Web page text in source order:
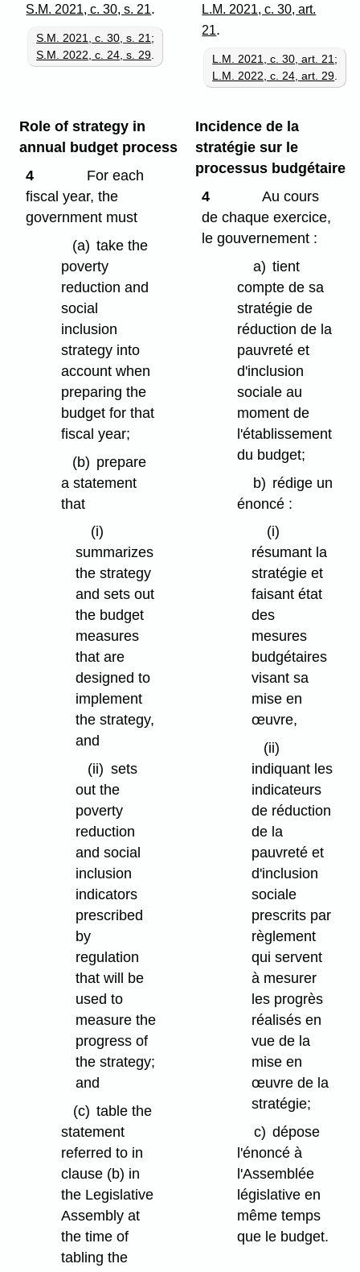
S.M. 2021, c. 30, s. 21.
S.M. 2021, c. 30, s. 21 ;
S.M. 2022, c. 24, s. 29
L.M. 2021, c. 30, art.
21.
L.M. 2021, c. 30, art. 21 ;
L.M. 2022, c. 24, art. 29
Role of strategy in
annual budget process
4
For each
fiscal year, the
government must
(a) take the
poverty
reduction and
social
inclusion
strategy into
account when
preparing the
budget for that
fiscal year;
(b) prepare
a statement
that
(i)
summarizes
the strategy
and sets out
the budget
measures
that are
designed to
implement
the strategy,
and
(ii) sets
out the
poverty
reduction
and social
inclusion
indicators
prescribed
by
regulation
that will be
used to
measure the
progress of
the strategy;
and
(c) table the
statement
referred to in
clause (b) in
the Legislative
Assembly at
the time of
tabling the
Incidence de la
stratégie sur le
processus budgétaire
4
Au cours
de chaque exercice,
le gouvernement :
a) tient
compte de sa
stratégie de
réduction de la
pauvreté et
d'inclusion
sociale au
moment de
l'établissement
du budget;
b) rédige un
énoncé :
(i)
résumant la
stratégie et
faisant état
des
mesures
budgétaires
visant sa
mise en
œuvre,
(ii)
indiquant les
indicateurs
de réduction
de la
pauvreté et
d'inclusion
sociale
prescrits par
règlement
qui servent
à mesurer
les progrès
réalisés en
vue de la
mise en
œuvre de la
stratégie;
c) dépose
l'énoncé à
l'Assemblée
législative en
même temps
que le budget.